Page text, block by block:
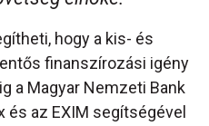
hogy a kis- és
finanszírozási igény
a Magyar Nemzeti Bank
és az EXIM segítségével